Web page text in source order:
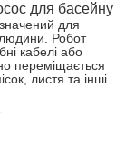
для басейну
для
Робот
кабелі або
переміщається
листя та інші